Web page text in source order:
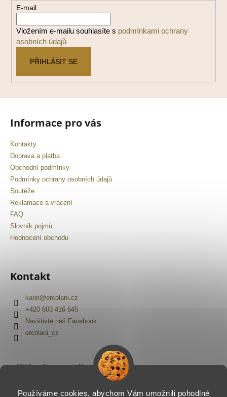
Používáme cookies, abychom Vám umožnili pohodlné
E-mail
Vložením e-mailu souhlasíte s podmínkami ochrany
osobních údajů
PŘIHLÁSIT SE
Informace pro vás
Kontakty
Doprava a platba
Obchodní podmínky
Podmínky ochrany osobních údajů
Soutěže
Reklamace a vrácení
FAQ
Slovník pojmů
Hodnocení obchodu
Kontakt
karin@ercolani.cz
+420 603 416 645
Navštivte náš Facebook
ercolani_cz
Přijímáme online platby